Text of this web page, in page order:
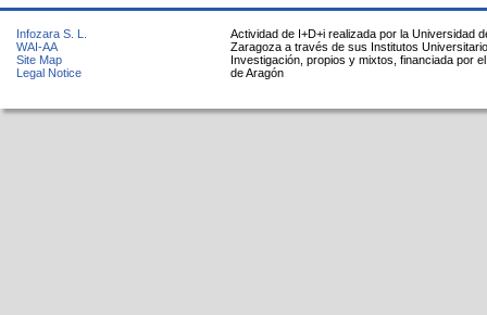
Infozara S. L.
WAI-AA
Site Map
Legal Notice
Actividad de I+D+i realizada por la Universidad
Zaragoza a través de sus Institutos
Investigación, propios y mixtos, financiada por
de Aragón